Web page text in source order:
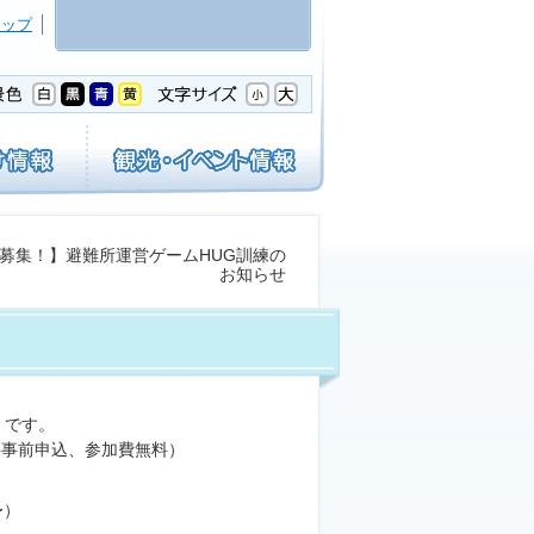
プ
集！】避難所運営ゲームHUG訓練の
お知らせ
す。
前申込、参加費無料）